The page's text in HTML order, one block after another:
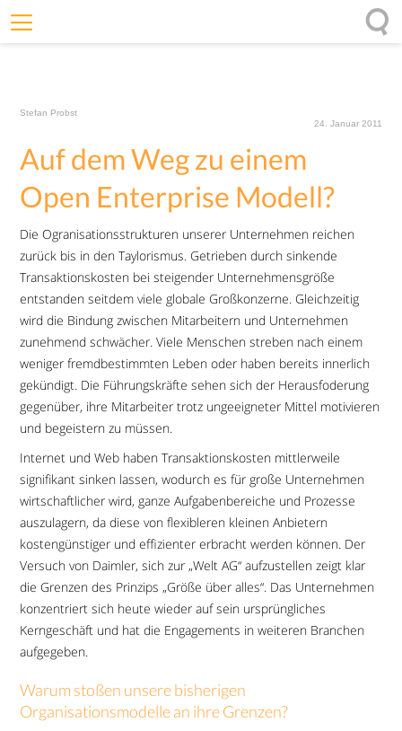
Wirkung
Ursprung
Impulse
Stefan Probst
24. Januar 2011
Auf dem Weg zu einem
Open Enterprise Modell?
Die Ogranisationsstrukturen unserer Unternehmen reichen
zurück bis in den Taylorismus. Getrieben durch sinkende
Transaktionskosten bei steigender Unternehmensgröße
entstanden seitdem viele globale Großkonzerne. Gleichzeitig
wird die Bindung zwischen Mitarbeitern und Unternehmen
zunehmend schwächer. Viele Menschen streben nach einem
weniger fremdbestimmten Leben oder haben bereits innerlich
gekündigt. Die Führungskräfte sehen sich der Herausfoderung
gegenüber, ihre Mitarbeiter trotz ungeeigneter Mittel motivieren
und begeistern zu müssen.
Internet und Web haben Transaktionskosten mittlerweile
signifikant sinken lassen, wodurch es für große Unternehmen
wirtschaftlicher wird, ganze Aufgabenbereiche und Prozesse
auszulagern, da diese von flexibleren kleinen Anbietern
kostengünstiger und effizienter erbracht werden können. Der
Versuch von Daimler, sich zur „Welt AG“ aufzustellen zeigt klar
die Grenzen des Prinzips „Größe über alles“. Das Unternehmen
konzentriert sich heute wieder auf sein ursprüngliches
Kerngeschäft und hat die Engagements in weiteren Branchen
aufgegeben.
Warum stoßen unsere bisherigen
Organisationsmodelle an ihre Grenzen?